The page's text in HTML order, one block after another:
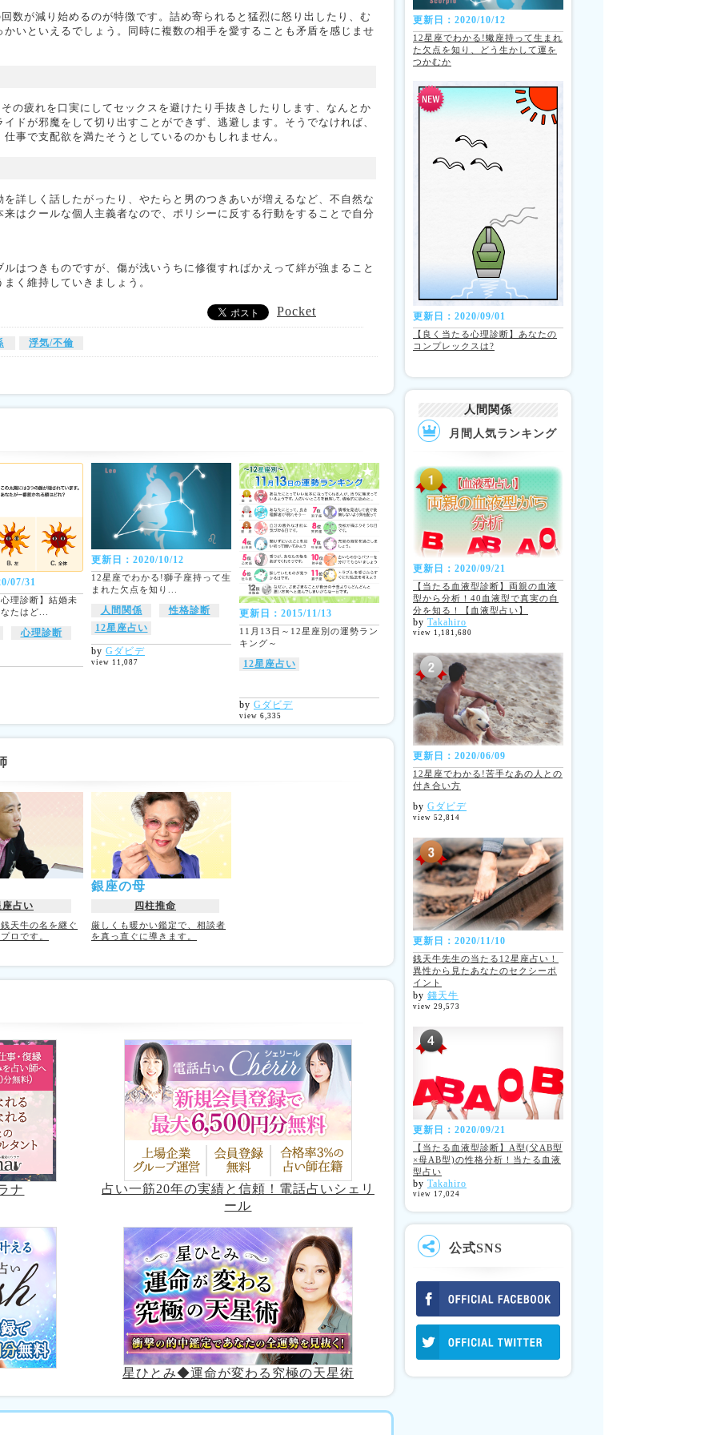
数が減り始めるのが特徴です。詰め寄られると猛烈に怒り出したり、む
いといえるでしょう。同時に複数の相手を愛することも矛盾を感じませ
の疲れを口実にしてセックスを避けたり手抜きしたりします、なんとか
ドが邪魔をして切り出すことができず、逃避します。そうでなければ、
事で支配欲を満たそうとしているのかもしれません。
詳しく話したがったり、やたらと男のつきあいが増えるなど、不自然な
はクールな個人主義者なので、ポリシーに反する行動をすることで自分
はつきものですが、傷が浅いうちに修復すればかえって絆が強まること
く維持していきましょう。
Pocket
浮気/不倫
07/31
理診断】結婚未
たはど...
心理診断
更新日：2020/10/12
12星座でわかる!獅子座持って生
まれた欠点を知り...
人間関係
性格診断
12星座占い
by Gダビデ
view 11,087
更新日：2015/11/13
11月13日～12星座別の運勢ラン
キング～
12星座占い
by Gダビデ
view 6,335
座占い
天牛の名を継ぐ
ロです。
銀座の母
四柱推命
厳しくも暖かい鑑定で、相談者
を真っ直ぐに導きます。
ナ
占い一筋20年の実績と信頼！電話占いシェリ
ール
星ひとみ◆運命が変わる究極の天星術
更新日：2020/10/12
12星座でわかる!蠍座持って生まれ
た欠点を知り、どう生かして運を
つかむか
更新日：2020/09/01
【良く当たる心理診断】あなたの
コンプレックスは?
人間関係
月間人気ランキング
更新日：2020/09/21
【当たる血液型診断】両親の血液
型から分析！40血液型で真実の自
分を知る！【血液型占い】
by Takahiro
view 1,181,680
更新日：2020/06/09
12星座でわかる!苦手なあの人との
付き合い方
by Gダビデ
view 52,814
更新日：2020/11/10
銭天牛先生の当たる12星座占い！
異性から見たあなたのセクシーポ
イント
by 錢天牛
view 29,573
更新日：2020/09/21
【当たる血液型診断】A型(父AB型
×母AB型)の性格分析！当たる血液
型占い
by Takahiro
view 17,024
公式SNS